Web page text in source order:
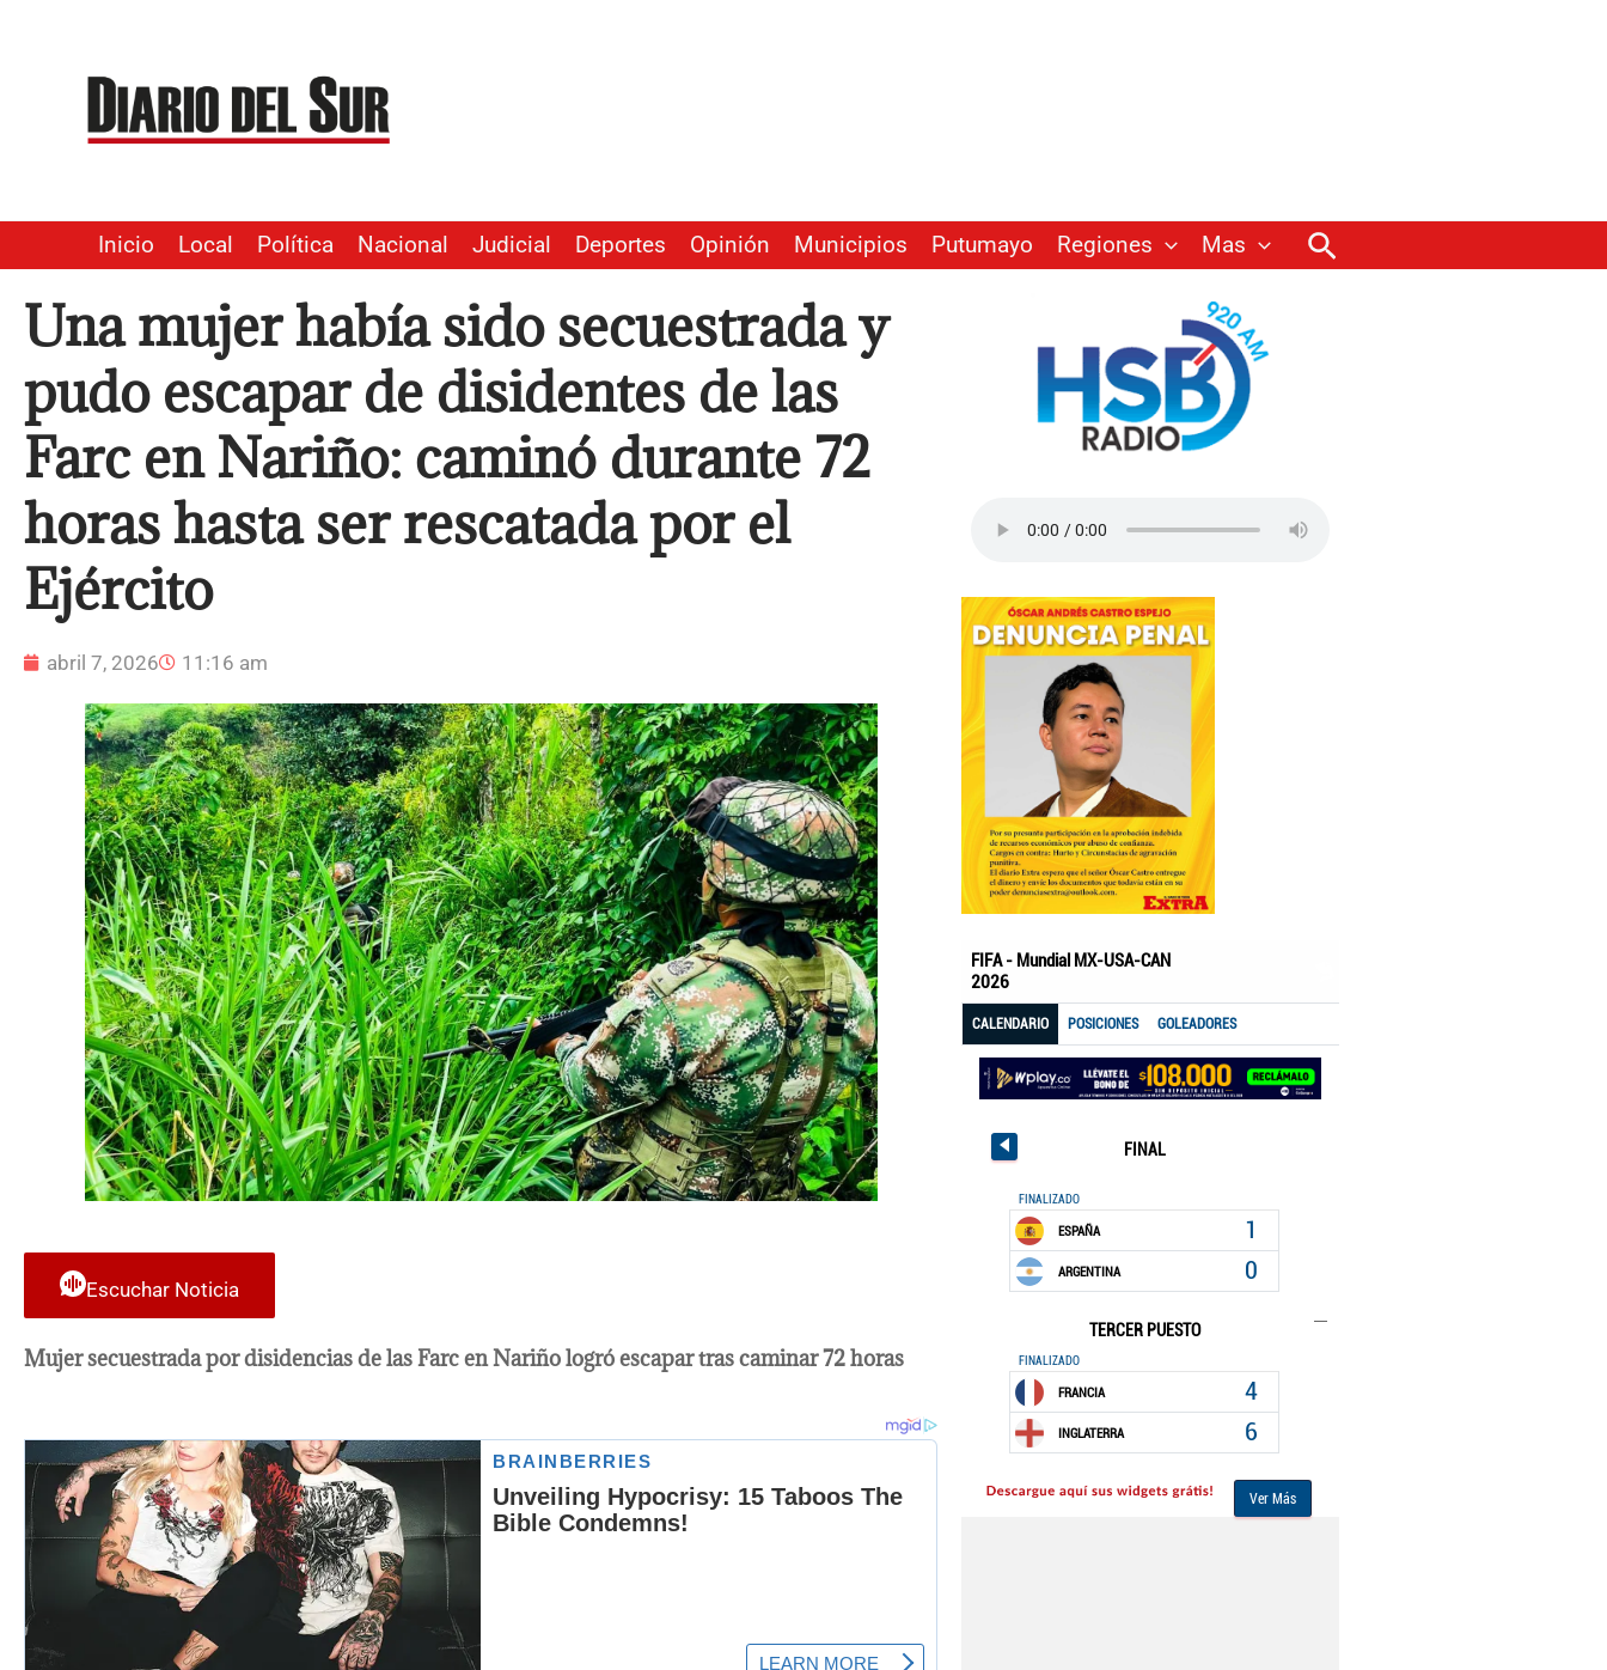
contenido
Inicio Local Política Nacional Judicial Deportes Opinión Municipios Putumayo Regiones Mas Buscar
Una mujer había sido secuestrada y
pudo escapar de disidentes de las
Farc en Nariño: caminó durante 72
horas hasta ser rescatada por el
Ejército
abril 7, 2026 11:16 am
Escuchar Noticia
Mujer secuestrada por disidencias de las Farc en Nariño logró escapar tras caminar 72 horas